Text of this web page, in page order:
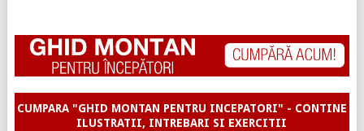
CUMPARA "GHID MONTAN PENTRU INCEPATORI" - CONTINE
ILUSTRATII, INTREBARI SI EXERCITII